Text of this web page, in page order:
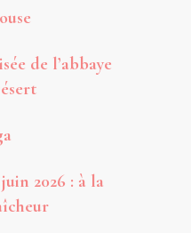
de l’abbaye
2026 : à la